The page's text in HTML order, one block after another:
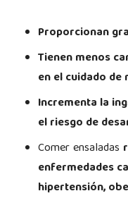
Proporcionan
Tienen menos
en el cuidado
Incrementa la
el riesgo de
Comer ensaladas
enfermedades
hipertensión,